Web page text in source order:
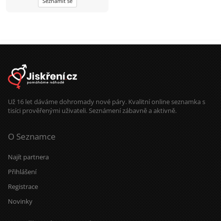
Už 16 let dáváme dohromady nové páry. Kvalitní online seznamka s
tisíci prověřenými uživateli. Seznámení zábavně a aktivně.
O Seznamce
Najít partnera
Přihlášení
Registrace
Novinky